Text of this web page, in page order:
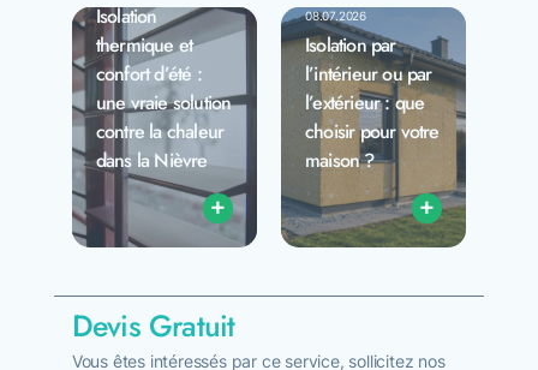
Isolation
thermique et
confort d’été :
une vraie solution
contre la chaleur
dans la Nièvre
+
08.07.2026
Isolation par
l’intérieur ou par
l’extérieur : que
choisir pour votre
maison ?
+
Devis Gratuit
Vous êtes intéressés par ce service, sollicitez nos